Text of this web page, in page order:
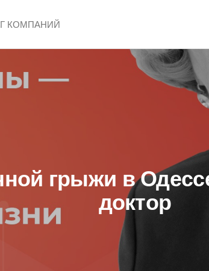
КОМПАНИЙ
грыжи в
доктор